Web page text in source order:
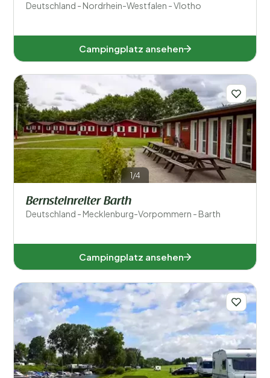
Allgemein
Sport und Freizeit
Deutschland - Nordrhein-Westfalen - Vlotho
Campingplatz ansehen
1/4
Bernsteinreiter Barth
Deutschland - Mecklenburg-Vorpommern - Barth
Campingplatz ansehen